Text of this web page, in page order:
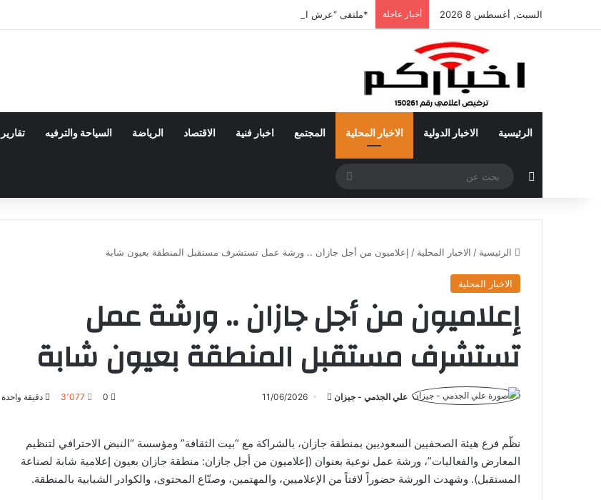
السبت, أغسطس 8 2026 أخبار عاجلة *ملتقى “عرش الحرف” يستعرض فنون الخط العربي ومراحل إنتاج اللوحة الخطية في يومه الثالث
الرئيسية الاخبار الدولية الاخبار المحلية المجتمع اخبار فنية الاقتصاد الرياضة السياحة والترفيه تقارير
مقال عشوائي
بحث
عن
الرئيسية / الاخبار المحلية / إعلاميون من أجل جازان .. ورشة عمل تستشرف مستقبل المنطقة بعيون شابة
الاخبار المحلية
إعلاميون من أجل جازان .. ورشة عمل
تستشرف مستقبل المنطقة بعيون شابة
علي الجذمي - جيزان
أرسل11/06/2026
0 3٬077 دقيقة واحدة
نظّم فرع هيئة الصحفيين السعوديين بمنطقة جازان، بالشراكة مع “بيت الثقافة” ومؤسسة “النبض الاحترافي لتنظيم
المعارض والفعاليات”، ورشة عمل نوعية بعنوان (إعلاميون من أجل جازان: منطقة جازان بعيون إعلامية شابة لصناعة
المستقبل). وشهدت الورشة حضوراً لافتاً من الإعلاميين، والمهتمين، وصنّاع المحتوى، والكوادر الشبابية بالمنطقة.